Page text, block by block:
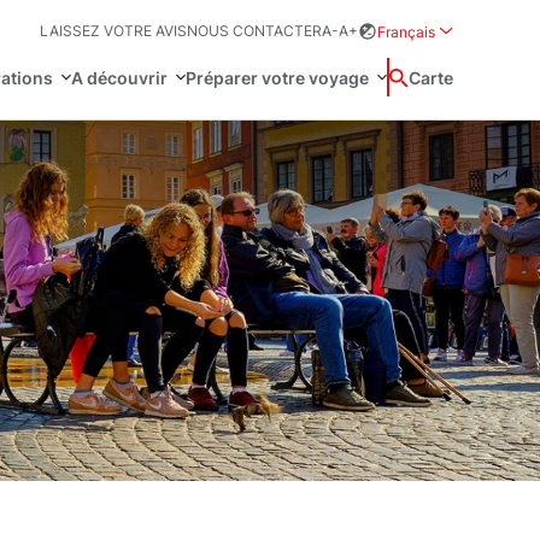
LAISSEZ VOTRE AVISNOUS CONTACTERA-A+
Français
A découvrir Préparer votre voyage Wyszukaj
Carte
Français
日本語
Svenska